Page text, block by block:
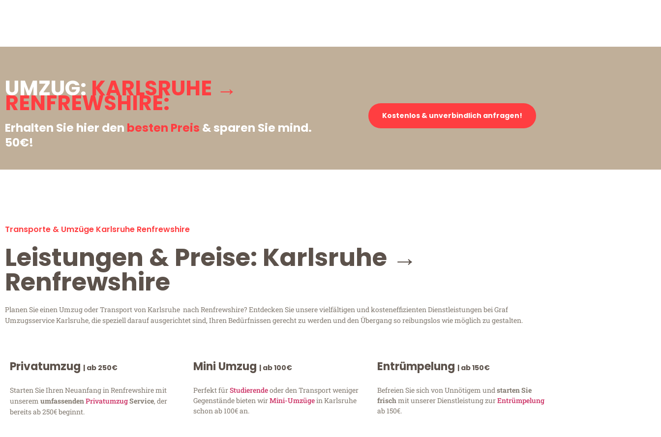
UMZUG:KARLSRUHE →
RENFREWSHIRE:
Erhalten Sie hier den besten Preis & sparen Sie mind.
50€!
Kostenlos & unverbindlich anfragen!
Transporte & Umzüge Karlsruhe Renfrewshire
Leistungen & Preise: Karlsruhe →
Renfrewshire
Planen Sie einen Umzug oder Transport von Karlsruhe nach Renfrewshire? Entdecken Sie unsere vielfältigen und kosteneffizienten Dienstleistungen bei Graf
Umzugsservice Karlsruhe, die speziell darauf ausgerichtet sind, Ihren Bedürfnissen gerecht zu werden und den Übergang so reibungslos wie möglich zu gestalten.
Privatumzug | ab 250€
Starten Sie Ihren Neuanfang in Renfrewshire mit
unserem umfassendenPrivatumzugService, der
bereits ab 250€ beginnt.
Mini Umzug | ab 100€
Perfekt fürStudierendeoder den Transport weniger
Gegenstände bieten wirMini-Umzügein Karlsruhe
schon ab 100€ an.
Entrümpelung | ab 150€
Befreien Sie sich von Unnötigem undstarten Sie
frischmit unserer Dienstleistung zurEntrümpelung
ab 150€.